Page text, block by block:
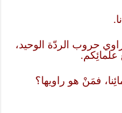
حروب الردّة الوحيد،
علمائِكم.
فمَنْ هو راويها؟